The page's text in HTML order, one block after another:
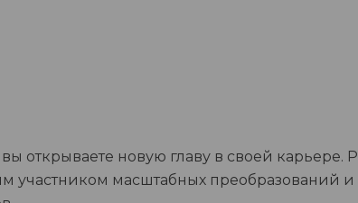
новую главу в своей карьере.
участником масштабных преобразований